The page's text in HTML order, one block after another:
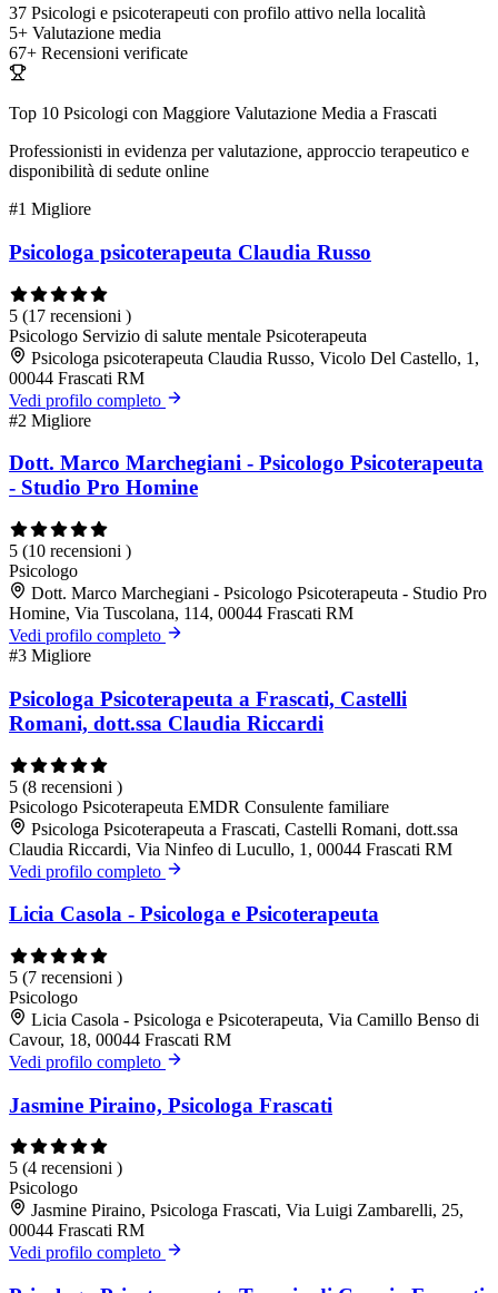
37 Psicologi e psicoterapeuti con profilo attivo nella località
5+ Valutazione media
67+ Recensioni verificate
Top 10 Psicologi con Maggiore Valutazione Media a Frascati
Professionisti in evidenza per valutazione, approccio terapeutico e
disponibilità di sedute online
#1 Migliore
Psicologa psicoterapeuta Claudia Russo
5 (17 recensioni )
Psicologo Servizio di salute mentale Psicoterapeuta
Psicologa psicoterapeuta Claudia Russo, Vicolo Del Castello, 1,
00044 Frascati RM
Vedi profilo completo
#2 Migliore
Dott. Marco Marchegiani - Psicologo Psicoterapeuta
- Studio Pro Homine
5 (10 recensioni )
Psicologo
Dott. Marco Marchegiani - Psicologo Psicoterapeuta - Studio Pro
Homine, Via Tuscolana, 114, 00044 Frascati RM
Vedi profilo completo
#3 Migliore
Psicologa Psicoterapeuta a Frascati, Castelli
Romani, dott.ssa Claudia Riccardi
5 (8 recensioni )
Psicologo Psicoterapeuta EMDR Consulente familiare
Psicologa Psicoterapeuta a Frascati, Castelli Romani, dott.ssa
Claudia Riccardi, Via Ninfeo di Lucullo, 1, 00044 Frascati RM
Vedi profilo completo
Licia Casola - Psicologa e Psicoterapeuta
5 (7 recensioni )
Psicologo
Licia Casola - Psicologa e Psicoterapeuta, Via Camillo Benso di
Cavour, 18, 00044 Frascati RM
Vedi profilo completo
Jasmine Piraino, Psicologa Frascati
5 (4 recensioni )
Psicologo
Jasmine Piraino, Psicologa Frascati, Via Luigi Zambarelli, 25,
00044 Frascati RM
Vedi profilo completo